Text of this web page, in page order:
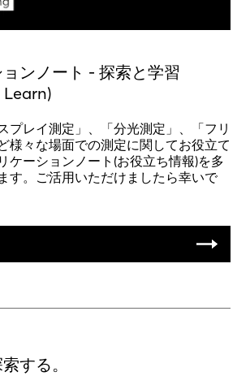
ンノート - 探索と学習
プレイ測定」、「分光測定」、「フリ
様々な場面での測定に関してお役立て
ケーションノート(お役立ち情報)を多
す。ご活用いただけましたら幸いで
する。